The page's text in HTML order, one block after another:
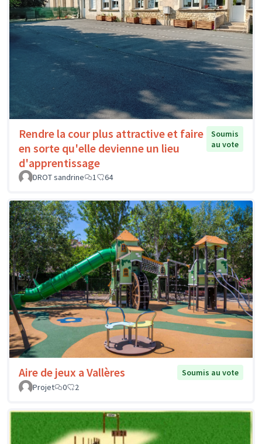
Rendre la cour plus attractive et faire
en sorte qu'elle devienne un lieu
d'apprentissage
Soumis
au vote
DROT sandrine 1 64
Aire de jeux a Vallères
Soumis au vote
Projet
0 2